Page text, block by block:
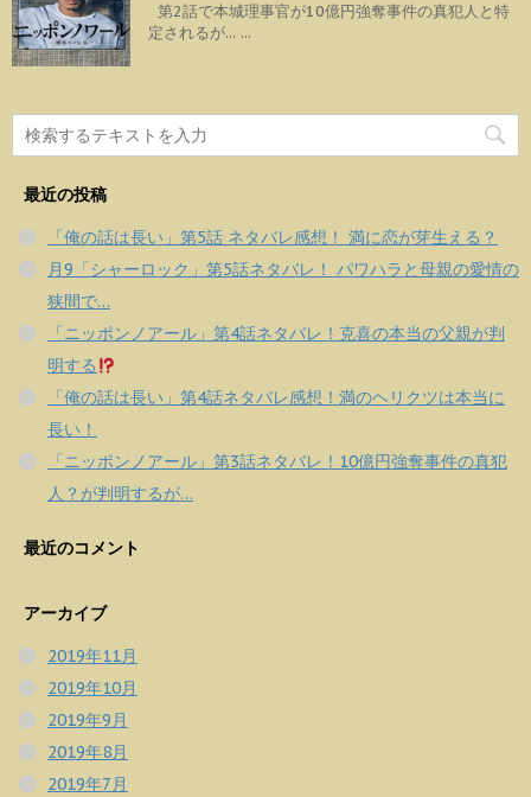
第2話で本城理事官が10億円強奪事件の真犯人と特
定されるが... ...
最近の投稿
「俺の話は長い」第5話 ネタバレ感想！ 満に恋が芽生える？
月9「シャーロック」第5話ネタバレ！ パワハラと母親の愛情の
狭間で…
「ニッポンノアール」第4話ネタバレ！克喜の本当の父親が判
明する
「俺の話は長い」第4話ネタバレ感想！満のヘリクツは本当に
長い！
「ニッポンノアール」第3話ネタバレ！10億円強奪事件の真犯
人？が判明するが…
最近のコメント
アーカイブ
2019年11月
2019年10月
2019年9月
2019年8月
2019年7月